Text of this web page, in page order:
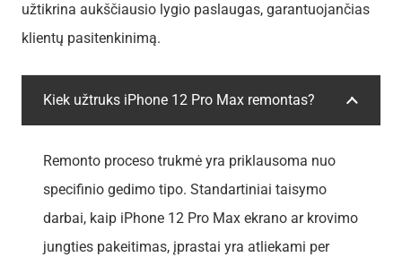
užtikrina aukščiausio lygio paslaugas, garantuojančias
klientų pasitenkinimą.
Kiek užtruks iPhone 12 Pro Max remontas?
Remonto proceso trukmė yra priklausoma nuo
specifinio gedimo tipo. Standartiniai taisymo
darbai, kaip iPhone 12 Pro Max ekrano ar krovimo
jungties pakeitimas, įprastai yra atliekami per